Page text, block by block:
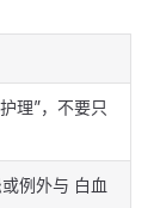
理”，不要只
例外与 白血